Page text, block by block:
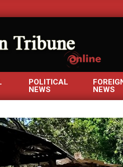
POLITICAL
NEWS
NEWS